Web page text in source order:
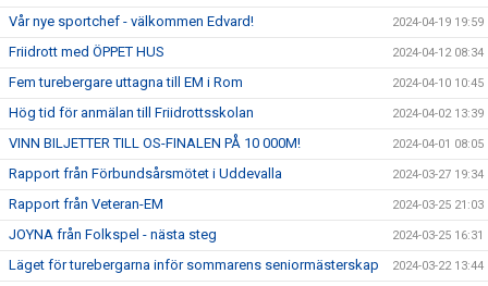
Vår nye sportchef - välkommen Edvard! 2024-04-19 19:59
Friidrott med ÖPPET HUS 2024-04-12 08:34
Fem turebergare uttagna till EM i Rom 2024-04-10 10:45
Hög tid för anmälan till Friidrottsskolan 2024-04-02 13:39
VINN BILJETTER TILL OS-FINALEN PÅ 10 000M! 2024-04-01 08:05
Rapport från Förbundsårsmötet i Uddevalla 2024-03-27 19:34
Rapport från Veteran-EM 2024-03-25 21:03
JOYNA från Folkspel - nästa steg 2024-03-25 16:31
Läget för turebergarna inför sommarens seniormästerskap 2024-03-22 13:44